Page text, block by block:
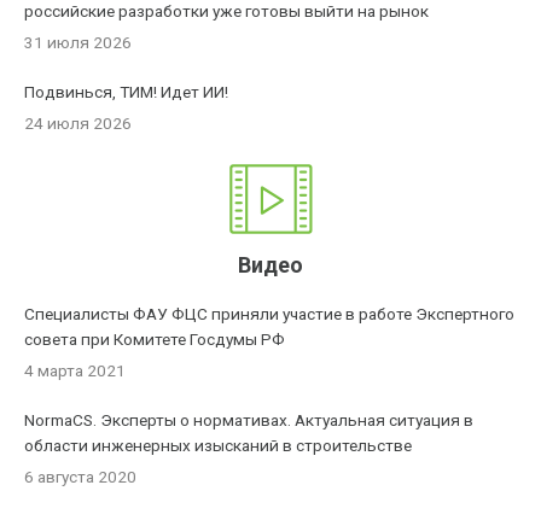
российские разработки уже готовы выйти на рынок
31 июля 2026
Подвинься, ТИМ! Идет ИИ!
24 июля 2026
Видео
Специалисты ФАУ ФЦС приняли участие в работе Экспертного
совета при Комитете Госдумы РФ
4 марта 2021
NormaCS. Эксперты о нормативах. Актуальная ситуация в
области инженерных изысканий в строительстве
6 августа 2020